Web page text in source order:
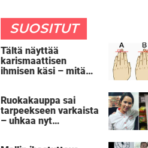
SUOSITUT
Tältä näyttää
karismaattisen
ihmisen käsi – mitä
Ruokakauppa sai
tarpeekseen varkaista
– uhkaa nyt